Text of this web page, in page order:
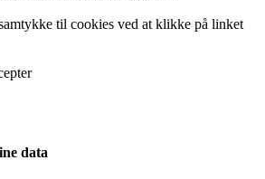
til cookies ved at klikke på linket
data